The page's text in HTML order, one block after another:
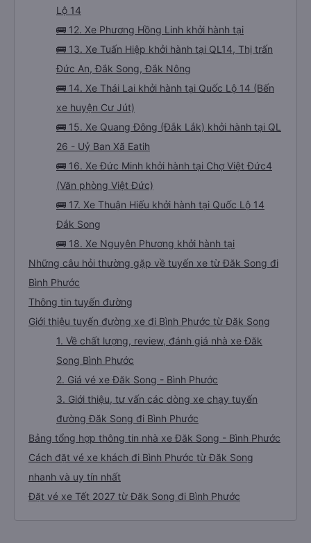
Lộ 14
🚌 12. Xe Phương Hồng Linh khởi hành tại
🚌 13. Xe Tuấn Hiệp khởi hành tại QL14, Thị trấn
Đức An, Đắk Song, Đắk Nông
🚌 14. Xe Thái Lai khởi hành tại Quốc Lộ 14 (Bến
xe huyện Cư Jút)
🚌 15. Xe Quang Đông (Đắk Lắk) khởi hành tại QL
26 - Uỷ Ban Xã Eatih
🚌 16. Xe Đức Minh khởi hành tại Chợ Việt Đức4
(Văn phòng Việt Đức)
🚌 17. Xe Thuận Hiếu khởi hành tại Quốc Lộ 14
Đắk Song
🚌 18. Xe Nguyên Phương khởi hành tại
Những câu hỏi thường gặp về tuyến xe từ Đăk Song đi
Bình Phước
Thông tin tuyến đường
Giới thiệu tuyến đường xe đi Bình Phước từ Đăk Song
1. Về chất lượng, review, đánh giá nhà xe Đăk
Song Bình Phước
2. Giá vé xe Đăk Song - Bình Phước
3. Giới thiệu, tư vấn các dòng xe chạy tuyến
đường Đăk Song đi Bình Phước
Bảng tổng hợp thông tin nhà xe Đăk Song - Bình Phước
Cách đặt vé xe khách đi Bình Phước từ Đăk Song
nhanh và uy tín nhất
Đặt vé xe Tết 2027 từ Đăk Song đi Bình Phước